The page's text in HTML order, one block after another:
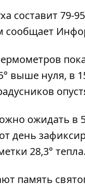
составит 79-
сообщает
выше нуля, в
ожидать в
день
28,3°
память